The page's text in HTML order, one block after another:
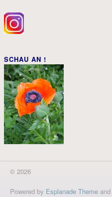
SCHAU AN !
© 2026
Powered by Esplanade Theme and